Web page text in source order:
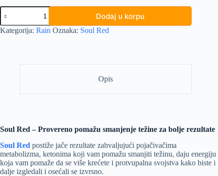
Soul
Red
količina
Dodaj u korpu
Kategorija: Rain Oznaka: Soul Red
Opis
Soul Red – Provereno pomažu smanjenje težine za bolje rezultate
Soul Red postiže jače rezultate zahvaljujući pojačivačima
metabolizma, ketonima koji vam pomažu smanjiti težinu, daju energiju
koja vam pomaže da se više krećete i protvupalna svojstva kako biste i
dalje izgledali i osećali se izvrsno.